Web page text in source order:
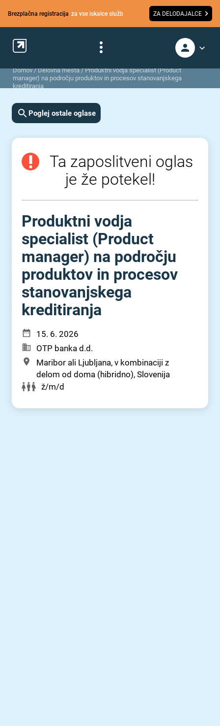
Brezplačna registracija za vse iskalce služb ZA DELODAJALCE
Domov/Delovna mesta/Produktni vodja specialist (Product
manager) na področju produktov in procesov stanovanjskega
kreditiranja
Poglej ostale oglase
Ta zaposlitveni oglas
je že potekel!
Produktni vodja
specialist (Product
manager) na področju
produktov in procesov
stanovanjskega
kreditiranja
15. 6. 2026
OTP banka d.d.
Maribor ali Ljubljana, v kombinaciji z
delom od doma (hibridno), Slovenija
ž/m/d